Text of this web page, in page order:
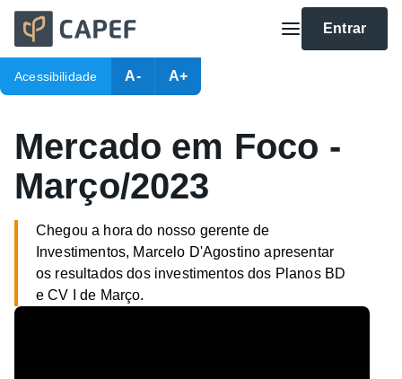
Entrar
Acessibilidade A- A+
Mercado em Foco -
Março/2023
Chegou a hora do nosso gerente de
Investimentos, Marcelo D'Agostino apresentar
os resultados dos investimentos dos Planos BD
e CV I de Março.